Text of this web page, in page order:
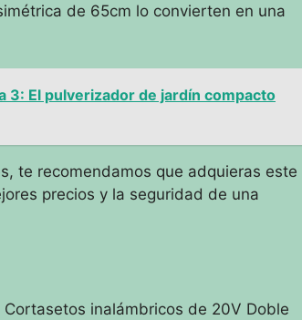
de 65cm lo convierten en una
3: El pulverizador de jardín compacto
te recomendamos que adquieras este
precios y la seguridad de una
Cortasetos inalámbricos de 20V Doble